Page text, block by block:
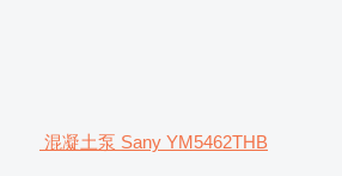
混凝土泵 Sany YM5462THB